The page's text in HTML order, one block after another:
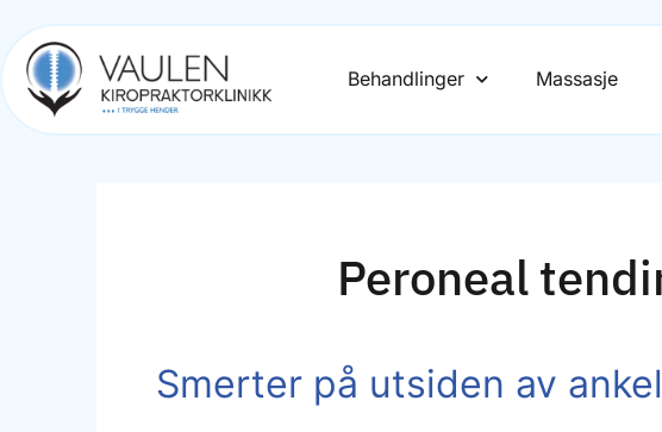
Behandlinger Massasje
Peroneal
Smerter på utsiden av